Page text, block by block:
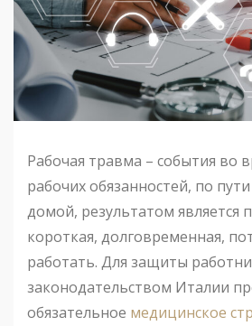
Рабочая травма – события во
рабочих обязанностей, по
домой, результатом является
короткая, долговременная,
работать. Для защиты
законодательством Италии
обязательное медицинское